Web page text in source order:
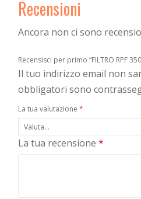
Recensioni
Ancora non ci sono
Recensisci per primo “FILTRO RPF
Il tuo indirizzo email non
obbligatori sono
La tua valutazione *
La tua recensione *